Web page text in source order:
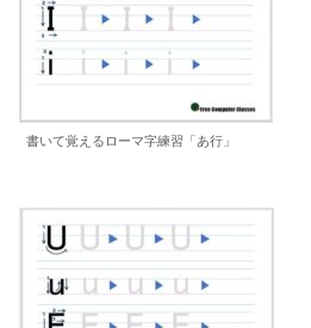
書いて覚えるローマ字練習「あ行」